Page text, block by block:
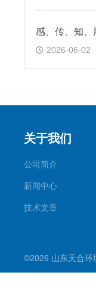
2026-06-02
关于我们
公司简介
新闻中心
技术文章
©2026 山东天合